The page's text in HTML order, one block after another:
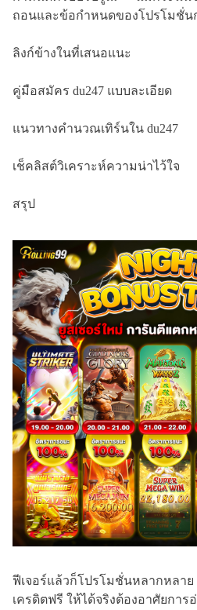
ถอนและข้อกำหนดของโปรโมชั่น
ลิงก์ข้างในที่เสนอแนะ
คู่มือสมัคร du247 แบบละเอียด
แนวทางคำนวณเทิร์นใน du247
เช็คลิสต์วิเคราะห์ความน่าไว้ใจ
สรุป
ฟีเจอร์แล้วก็โปรโมชั่นหลากหลาย
เครดิตฟรี ให้ได้จริงต้องอาศัยกา